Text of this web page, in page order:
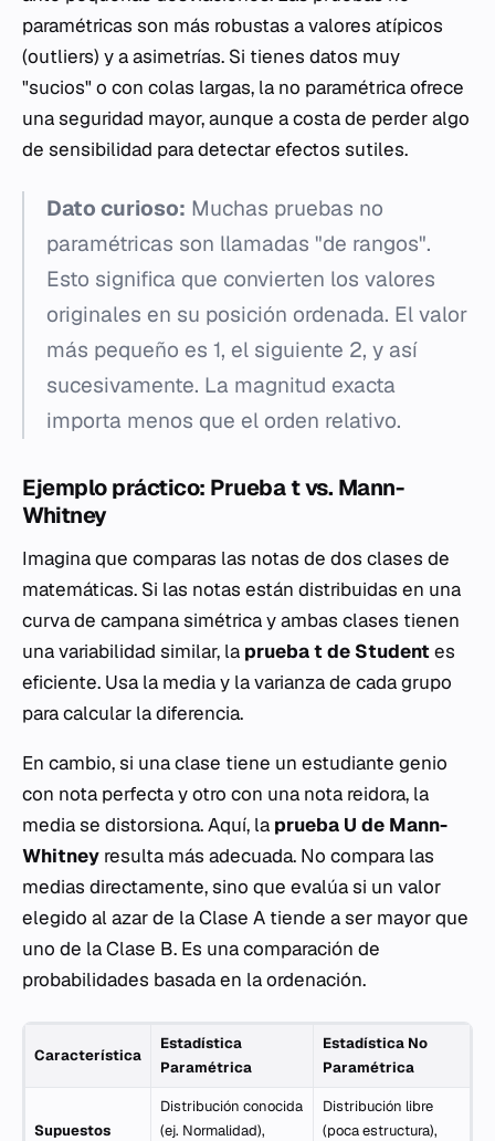
paramétricas son más robustas a valores atípicos
(outliers) y a asimetrías. Si tienes datos muy
"sucios" o con colas largas, la no paramétrica ofrece
una seguridad mayor, aunque a costa de perder algo
de sensibilidad para detectar efectos sutiles.
Dato curioso: Muchas pruebas no
paramétricas son llamadas "de rangos".
Esto significa que convierten los valores
originales en su posición ordenada. El valor
más pequeño es 1, el siguiente 2, y así
sucesivamente. La magnitud exacta
importa menos que el orden relativo.
Ejemplo práctico: Prueba t vs. Mann-
Whitney
Imagina que comparas las notas de dos clases de
matemáticas. Si las notas están distribuidas en una
curva de campana simétrica y ambas clases tienen
una variabilidad similar, la prueba t de Studentes
eficiente. Usa la media y la varianza de cada grupo
para calcular la diferencia.
En cambio, si una clase tiene un estudiante genio
con nota perfecta y otro con una nota reidora, la
media se distorsiona. Aquí, la prueba U de Mann-
Whitney resulta más adecuada. No compara las
medias directamente, sino que evalúa si un valor
elegido al azar de la Clase A tiende a ser mayor que
uno de la Clase B. Es una comparación de
probabilidades basada en la ordenación.
Característica
Estadística
Paramétrica
Estadística No
Paramétrica
Supuestos
Distribución conocida
(ej. Normalidad),
Distribución libre
(poca estructura),